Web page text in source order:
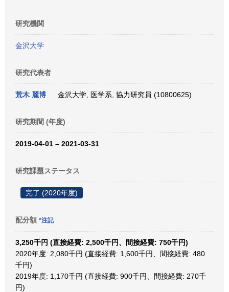
研究機関
金沢大学
研究代表者
荒木 麗博 金沢大学, 医学系, 協力研究員 (10800625)
研究期間 (年度)
2019-04-01 – 2021-03-31
研究課題ステータス
完了 (2020年度)
配分額 *注記
3,250千円 (直接経費: 2,500千円、間接経費: 750千円)
2020年度: 2,080千円 (直接経費: 1,600千円、間接経費: 480
千円)
2019年度: 1,170千円 (直接経費: 900千円、間接経費: 270千
円)